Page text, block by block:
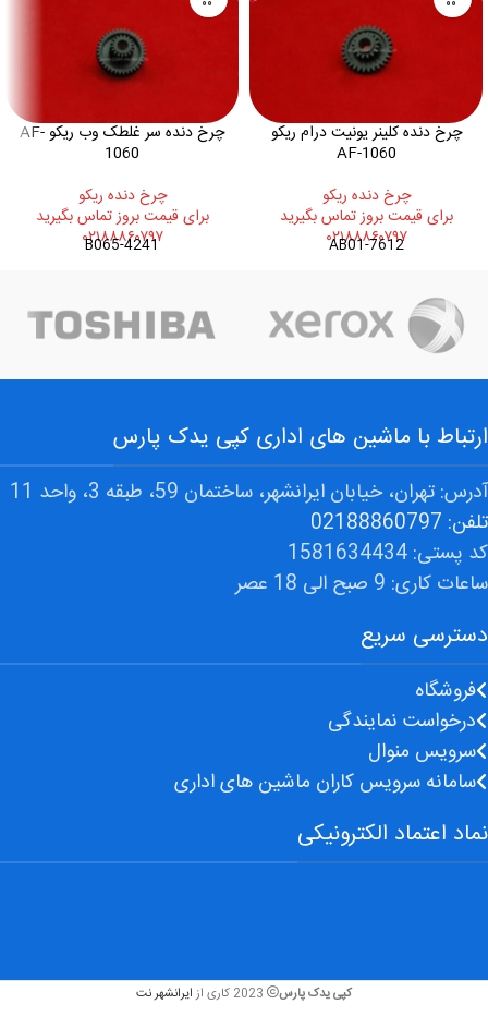
چرخ دنده کلینر یونیت درام ریکو
AF-1060
چرخ دنده ريکو
برای قیمت بروز تماس بگیرید
۰۲۱۸۸۸۶۰۷۹۷
AB01-7612
چرخ دنده سر غلطک وب ریکو AF-
1060
چرخ دنده ريکو
برای قیمت بروز تماس بگیرید
۰۲۱۸۸۸۶۰۷۹۷
B065-4241
نماد اعتماد الکترونیکی
دسترسی سریع
فروشگاه
درخواست نمایندگی
سرویس منوال
سامانه سرویس کاران ماشین های اداری
ارتباط با ماشین های اداری کپی یدک پارس
آدرس: تهران، خیابان ایرانشهر، ساختمان 59، طبقه 3، واحد 11
تلفن: 02188860797
کد پستی: 1581634434
ساعات کاری: 9 صبح الی 18 عصر
کپی یدک پارس ایرانشهر نت